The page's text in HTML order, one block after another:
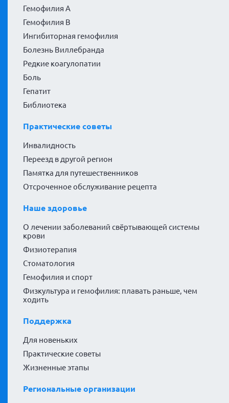
Гемофилия А
Гемофилия В
Ингибиторная гемофилия
Болезнь Виллебранда
Редкие коагулопатии
Боль
Гепатит
Библиотека
Практические советы
Инвалидность
Переезд в другой регион
Памятка для путешественников
Отсроченное обслуживание рецепта
Наше здоровье
О лечении заболеваний свёртывающей системы
крови
Физиотерапия
Стоматология
Гемофилия и спорт
Физкультура и гемофилия: плавать раньше, чем
ходить
Поддержка
Для новеньких
Практические советы
Жизненные этапы
Региональные организации